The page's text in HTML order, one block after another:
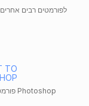
TO
פורמטים של קובץ Photoshop